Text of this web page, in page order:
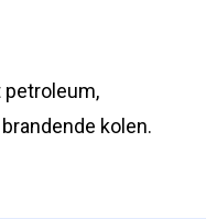
petroleum,
kolen.